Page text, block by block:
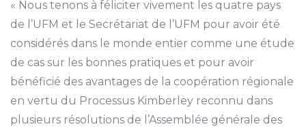
« Nous tenons à féliciter vivement les quatre pays
de l’UFM et le Secrétariat de l’UFM pour avoir été
considérés dans le monde entier comme une étude
de cas sur les bonnes pratiques et pour avoir
bénéficié des avantages de la coopération régionale
en vertu du Processus Kimberley reconnu dans
plusieurs résolutions de l’Assemblée générale des